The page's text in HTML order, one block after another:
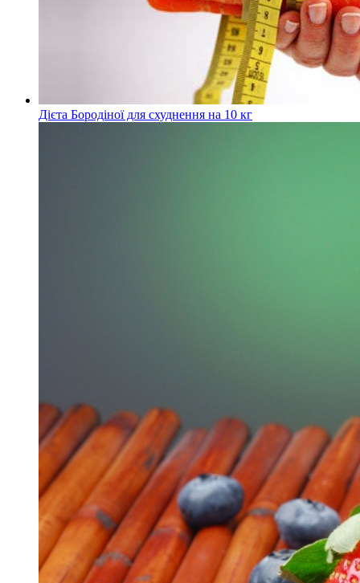
Дієта Бородіної для схуднення на 10 кг